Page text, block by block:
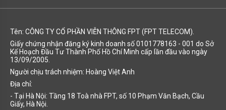
Tên: CÔNG TY CỔ PHẦN VIỄN THÔNG FPT (FPT TELECOM).
Giấy chứng nhận đăng ký kinh doanh số 0101778163 - 001 do Sở
Kế Hoạch Đầu Tư Thành Phố Hồ Chí Minh cấp lần đầu vào ngày
13/09/2005.
Người chịu trách nhiệm: Hoàng Việt Anh
Địa chỉ:
- Tại Hà Nội: Tầng 18 Toà nhà FPT, số 10 Phạm Văn Bạch, Cầu
Giấy, Hà Nội.